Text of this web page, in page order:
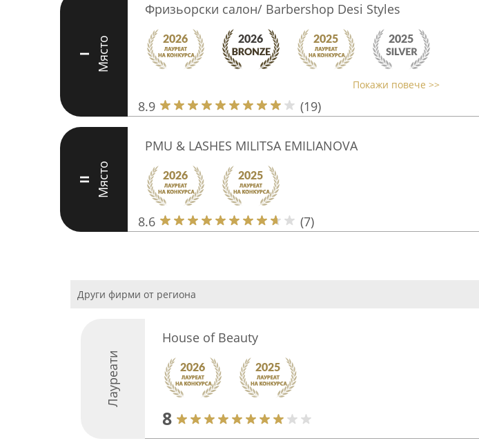
I Място
Фризьорски салон/ Barbershop Desi Styles
Покажи повече >>
8.9 (19)
II Място
PMU & LASHES MILITSA EMILIANOVA
8.6 (7)
Други фирми от региона
Лауреати
House of Beauty
8